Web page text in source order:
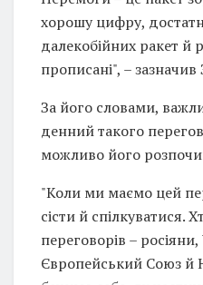
хорошу цифру,
далекобійних ракет й
прописані", –
За його словами,
денний такого
можливо його
"Коли ми маємо цей
сісти й спілкуватися.
переговорів –
Європейський Союз